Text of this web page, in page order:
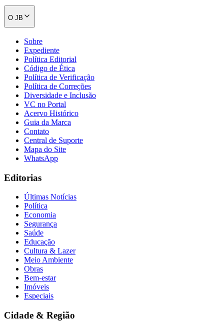
Flamengo
O JB
Sobre
Expediente
Política Editorial
Código de Ética
Política de Verificação
Política de Correções
Diversidade e Inclusão
VC no Portal
Acervo Histórico
Guia da Marca
Contato
Central de Suporte
Mapa do Site
WhatsApp
Editorias
Últimas Notícias
Política
Economia
Segurança
Saúde
Educação
Cultura & Lazer
Meio Ambiente
Obras
Bem-estar
Imóveis
Especiais
Cidade & Região